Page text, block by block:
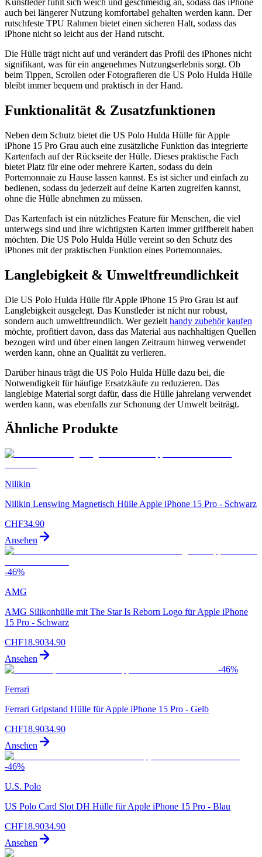
auch bei längerer Nutzung komfortabel gehalten werden kann. Der
rutschfeste TPU Rahmen bietet einen sicheren Halt, sodass das
iPhone nicht so leicht aus der Hand rutscht.
Die Hülle trägt nicht auf und verändert das Profil des iPhones nicht
signifikant, was für ein angenehmes Nutzungserlebnis sorgt. Ob
beim Tippen, Scrollen oder Fotografieren die US Polo Hulda Hülle
bleibt immer bequem und praktisch in der Hand.
Funktionalität & Zusatzfunktionen
Neben dem Schutz bietet die US Polo Hulda Hülle für Apple
iPhone 15 Pro Grau auch eine zusätzliche Funktion das integrierte
Kartenfach auf der Rückseite der Hülle. Dieses praktische Fach
bietet Platz für eine oder mehrere Karten, sodass du dein
Portemonnaie zu Hause lassen kannst. Es ist sicher und einfach zu
bedienen, sodass du jederzeit auf deine Karten zugreifen kannst,
ohne die Hülle abnehmen zu müssen.
Das Kartenfach ist ein nützliches Feature für Menschen, die viel
unterwegs sind und ihre wichtigsten Karten immer griffbereit haben
möchten. Die US Polo Hulda Hülle vereint so den Schutz des
iPhones mit der praktischen Funktion eines Portemonnaies.
Langlebigkeit & Umweltfreundlichkeit
Die US Polo Hulda Hülle für Apple iPhone 15 Pro Grau ist auf
Langlebigkeit ausgelegt. Das Kunstleder ist nicht nur robust,
sondern auch umweltfreundlich. Wer gezielt handy zubehörkaufen
möchte, profitiert davon, dass das Material aus nachhaltigen Quellen
bezogen wird und über einen langen Zeitraum hinweg verwendet
werden kann, ohne an Qualität zu verlieren.
Darüber hinaus trägt die US Polo Hulda Hülle dazu bei, die
Notwendigkeit für häufige Ersatzkäufe zu reduzieren. Das
langlebige Material sorgt dafür, dass die Hülle jahrelang verwendet
werden kann, was ebenfalls zur Schonung der Umwelt beiträgt.
Ähnliche Produkte
Nillkin
Nillkin Lenswing Magnetisch Hülle Apple iPhone 15 Pro - Schwarz
CHF34.90
Ansehen
-46%
AMG
AMG Silikonhülle mit The Star Is Reborn Logo für Apple iPhone
15 Pro - Schwarz
CHF18.9034.90
Ansehen
-46%
Ferrari
Ferrari Gripstand Hülle für Apple iPhone 15 Pro - Gelb
CHF18.9034.90
Ansehen
-46%
U.S. Polo
US Polo Card Slot DH Hülle für Apple iPhone 15 Pro - Blau
CHF18.9034.90
Ansehen